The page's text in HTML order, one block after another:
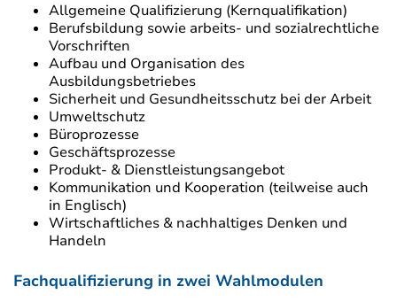
Allgemeine Qualifizierung (Kernqualifikation)
Berufsbildung sowie arbeits- und sozialrechtliche
Vorschriften
Aufbau und Organisation des
Ausbildungsbetriebes
Sicherheit und Gesundheitsschutz bei der Arbeit
Umweltschutz
Büroprozesse
Geschäftsprozesse
Produkt- & Dienstleistungsangebot
Kommunikation und Kooperation (teilweise auch
in Englisch)
Wirtschaftliches & nachhaltiges Denken und
Handeln
Fachqualifizierung in zwei Wahlmodulen